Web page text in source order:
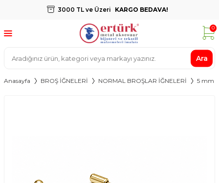
3000 TL ve Üzeri KARGO BEDAVA!
Ara
0
Anasayfa BROŞ İĞNELERİ NORMAL BROŞLAR İĞNELERİ 5 mm